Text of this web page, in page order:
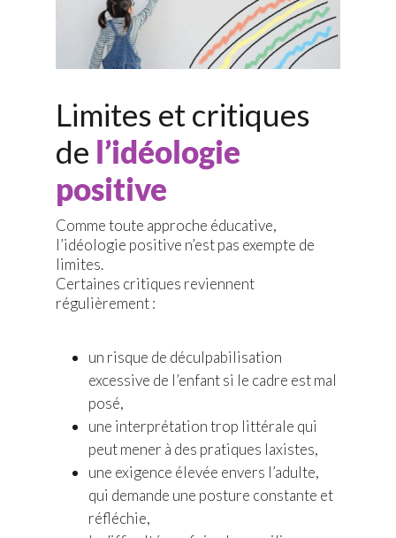
Limites et critiques
de l’idéologie
positive
Comme toute approche éducative,
l’idéologie positive n’est pas exempte de
limites.
Certaines critiques reviennent
régulièrement :
un risque de déculpabilisation
excessive de l’enfant si le cadre est mal
posé,
une interprétation trop littérale qui
peut mener à des pratiques laxistes,
une exigence élevée envers l’adulte,
qui demande une posture constante et
réfléchie,